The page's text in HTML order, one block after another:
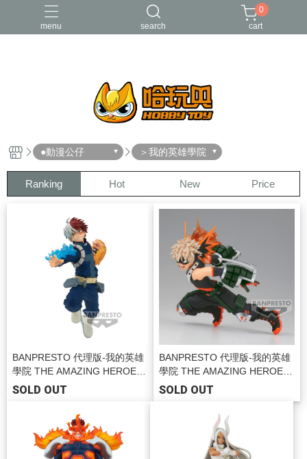
menu search
RE-MENT 中古二手品
庫柏力克Be@rbrick
0
cart
●動漫公仔 ＞我的英雄學院
Ranking Hot New Price
BANPRESTO 代理版-我的英雄
學院 THE AMAZING HEROES-
PLUS-vol.5 轟焦凍 BP88792
SOLD OUT
BANPRESTO 代理版-我的英雄
學院 THE AMAZING HEROES-
PLUS-vol.4 爆豪勝己 BP88691
SOLD OUT